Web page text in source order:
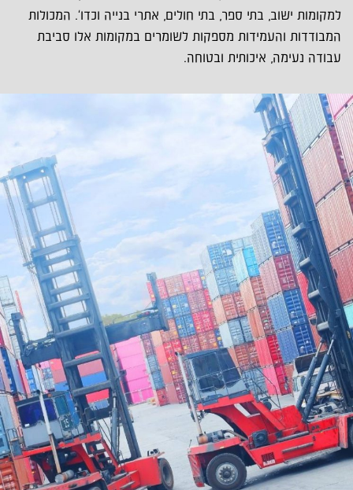
למקומות ישוב, בתי ספר, בתי חולים, אתרי בנייה וכדו'. המכולות
המבודדות והעמידות מספקות לשומרים במקומות אלו סביבת
עבודה נעימה, איכותית ובטוחה.